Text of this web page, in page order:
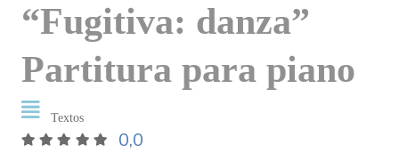
“Fugitiva: danza”
Partitura para piano
Textos
0,0